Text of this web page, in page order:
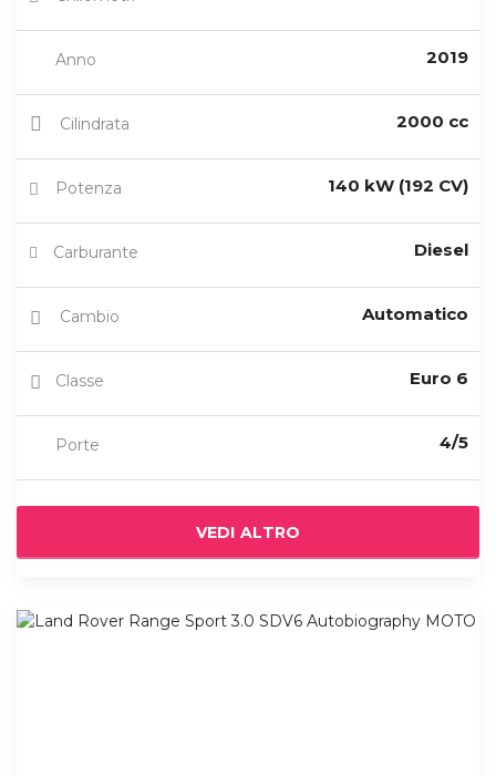
Anno 2019
Cilindrata 2000 cc
Potenza 140 kW (192 CV)
Carburante Diesel
Cambio Automatico
Classe Euro 6
Porte 4/5
VEDI ALTRO